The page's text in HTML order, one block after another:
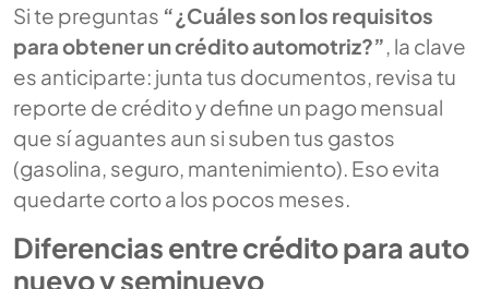
Si te preguntas “¿Cuáles son los requisitos
para obtener un crédito automotriz?” , la clave
es anticiparte: junta tus documentos, revisa tu
reporte de crédito y define un pago mensual
que sí aguantes aun si suben tus gastos
(gasolina, seguro, mantenimiento). Eso evita
quedarte corto a los pocos meses.
Diferencias entre crédito para auto
nuevo y seminuevo